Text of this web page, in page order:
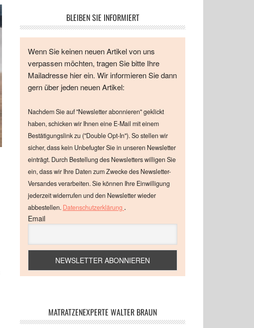
BLEIBEN SIE INFORMIERT
Wenn Sie keinen neuen Artikel von uns
verpassen möchten, tragen Sie bitte Ihre
Mailadresse hier ein. Wir informieren Sie dann
gern über jeden neuen Artikel:
Nachdem Sie auf "Newsletter abonnieren" geklickt
haben, schicken wir Ihnen eine E-Mail mit einem
Bestätigungslink zu ("Double Opt-In"). So stellen wir
sicher, dass kein Unbefugter Sie in unseren Newsletter
einträgt. Durch Bestellung des Newsletters willigen Sie
ein, dass wir Ihre Daten zum Zwecke des Newsletter-
Versandes verarbeiten. Sie können Ihre Einwilligung
jederzeit widerrufen und den Newsletter wieder
abbestellen. Datenschutzerklärung .
Email
MATRATZENEXPERTE WALTER BRAUN